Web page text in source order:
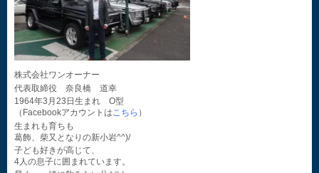
株式会社ワンオーナー
代表取締役 奈良橋 道幸
1964年3月23日生まれ O型
（Facebookアカウントはこちら ）
生まれも育ちも
葛飾、柴又となりの新小岩^^)/
子ども好きが高じて、
4人の息子に囲まれています。